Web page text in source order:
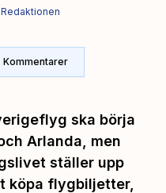
Redaktionen
Kommentarer
ska börja
Arlanda, men
ställer upp
köpa flygbiljetter,